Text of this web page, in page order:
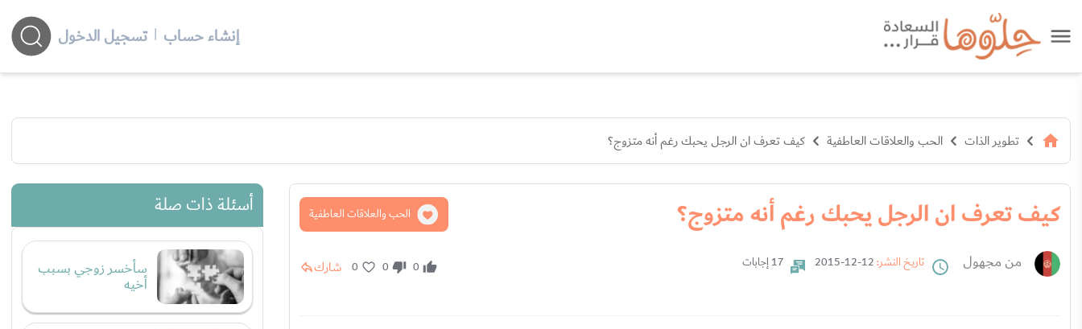
إنشاء حساب | تسجيل الدخول
تطوير الذات الحب والعلاقات العاطفية كيف تعرف ان الرجل يحبك رغم أنه متزوج؟
كيف تعرف ان الرجل يحبك رغم أنه متزوج؟ الحب والعلاقات العاطفية
من مجهول تاريخ النشر: 17 إجابات 0
0
0 شارك
أسئلة ذات صلة
سأخسر زوجي بسبب
أخيه